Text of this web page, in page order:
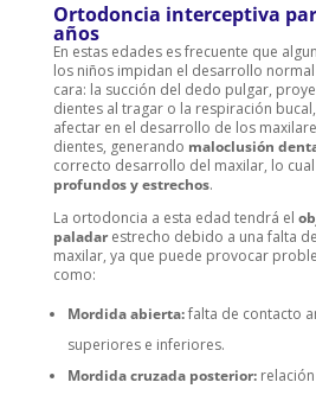
Ortodoncia interceptiva
años
En estas edades es frecuente que
los niños impidan el desarrollo
cara: la succión del dedo pulgar,
dientes al tragar o la respiración
afectar en el desarrollo de los
dientes, generando maloclusión
correcto desarrollo del maxilar, lo
profundos y estrechos.
La ortodoncia a esta edad tendrá el
paladarestrecho debido a una falta
maxilar, ya que puede provocar
como:
Mordida abierta:falta de contacto
superiores e inferiores.
Mordida cruzada posterior:relación